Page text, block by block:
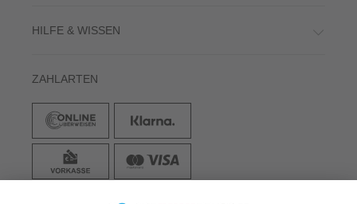
HILFE & WISSEN
ZAHLARTEN